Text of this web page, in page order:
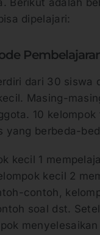
Berikut adalah
dipelajari:
dari 30 siswa
Masing-
10 kelompok
yang berbeda-
kecil 1
kecil 2
contoh,
soal dst.